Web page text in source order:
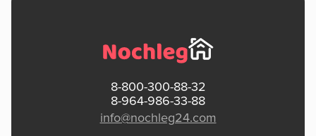
8-800-300-88-32
8-964-986-33-88
info@nochleg24.com